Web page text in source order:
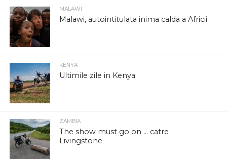
MALAWI
Malawi, autointitulata inima calda a Africii
KENYA
Ultimile zile in Kenya
ZAMBIA
The show must go on … catre
Livingstone